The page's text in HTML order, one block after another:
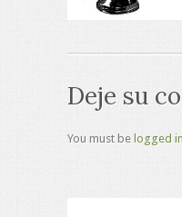
Deje su
You must be logged in